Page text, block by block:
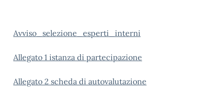
Avviso_selezione_esperti_interni
Allegato 1 istanza di partecipazione
Allegato 2 scheda di autovalutazione